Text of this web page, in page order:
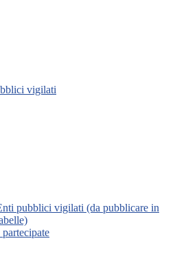
vigilati
pubblici vigilati (da pubblicare in
partecipate